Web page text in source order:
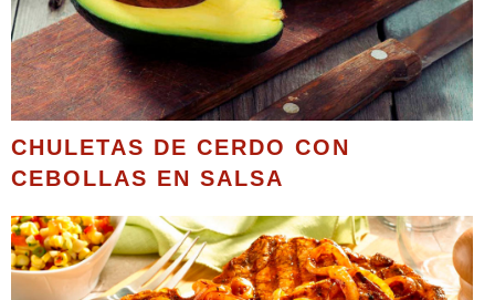
CHULETAS DE CERDO CON
CEBOLLAS EN SALSA